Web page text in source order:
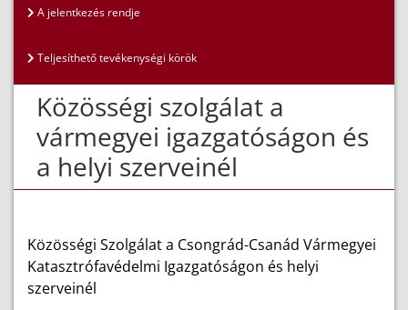
A jelentkezés rendje
Teljesíthető tevékenységi körök
Közösségi szolgálat a
vármegyei igazgatóságon és
a helyi szerveinél
Közösségi Szolgálat a Csongrád-Csanád Vármegyei
Katasztrófavédelmi Igazgatóságon és helyi
szerveinél